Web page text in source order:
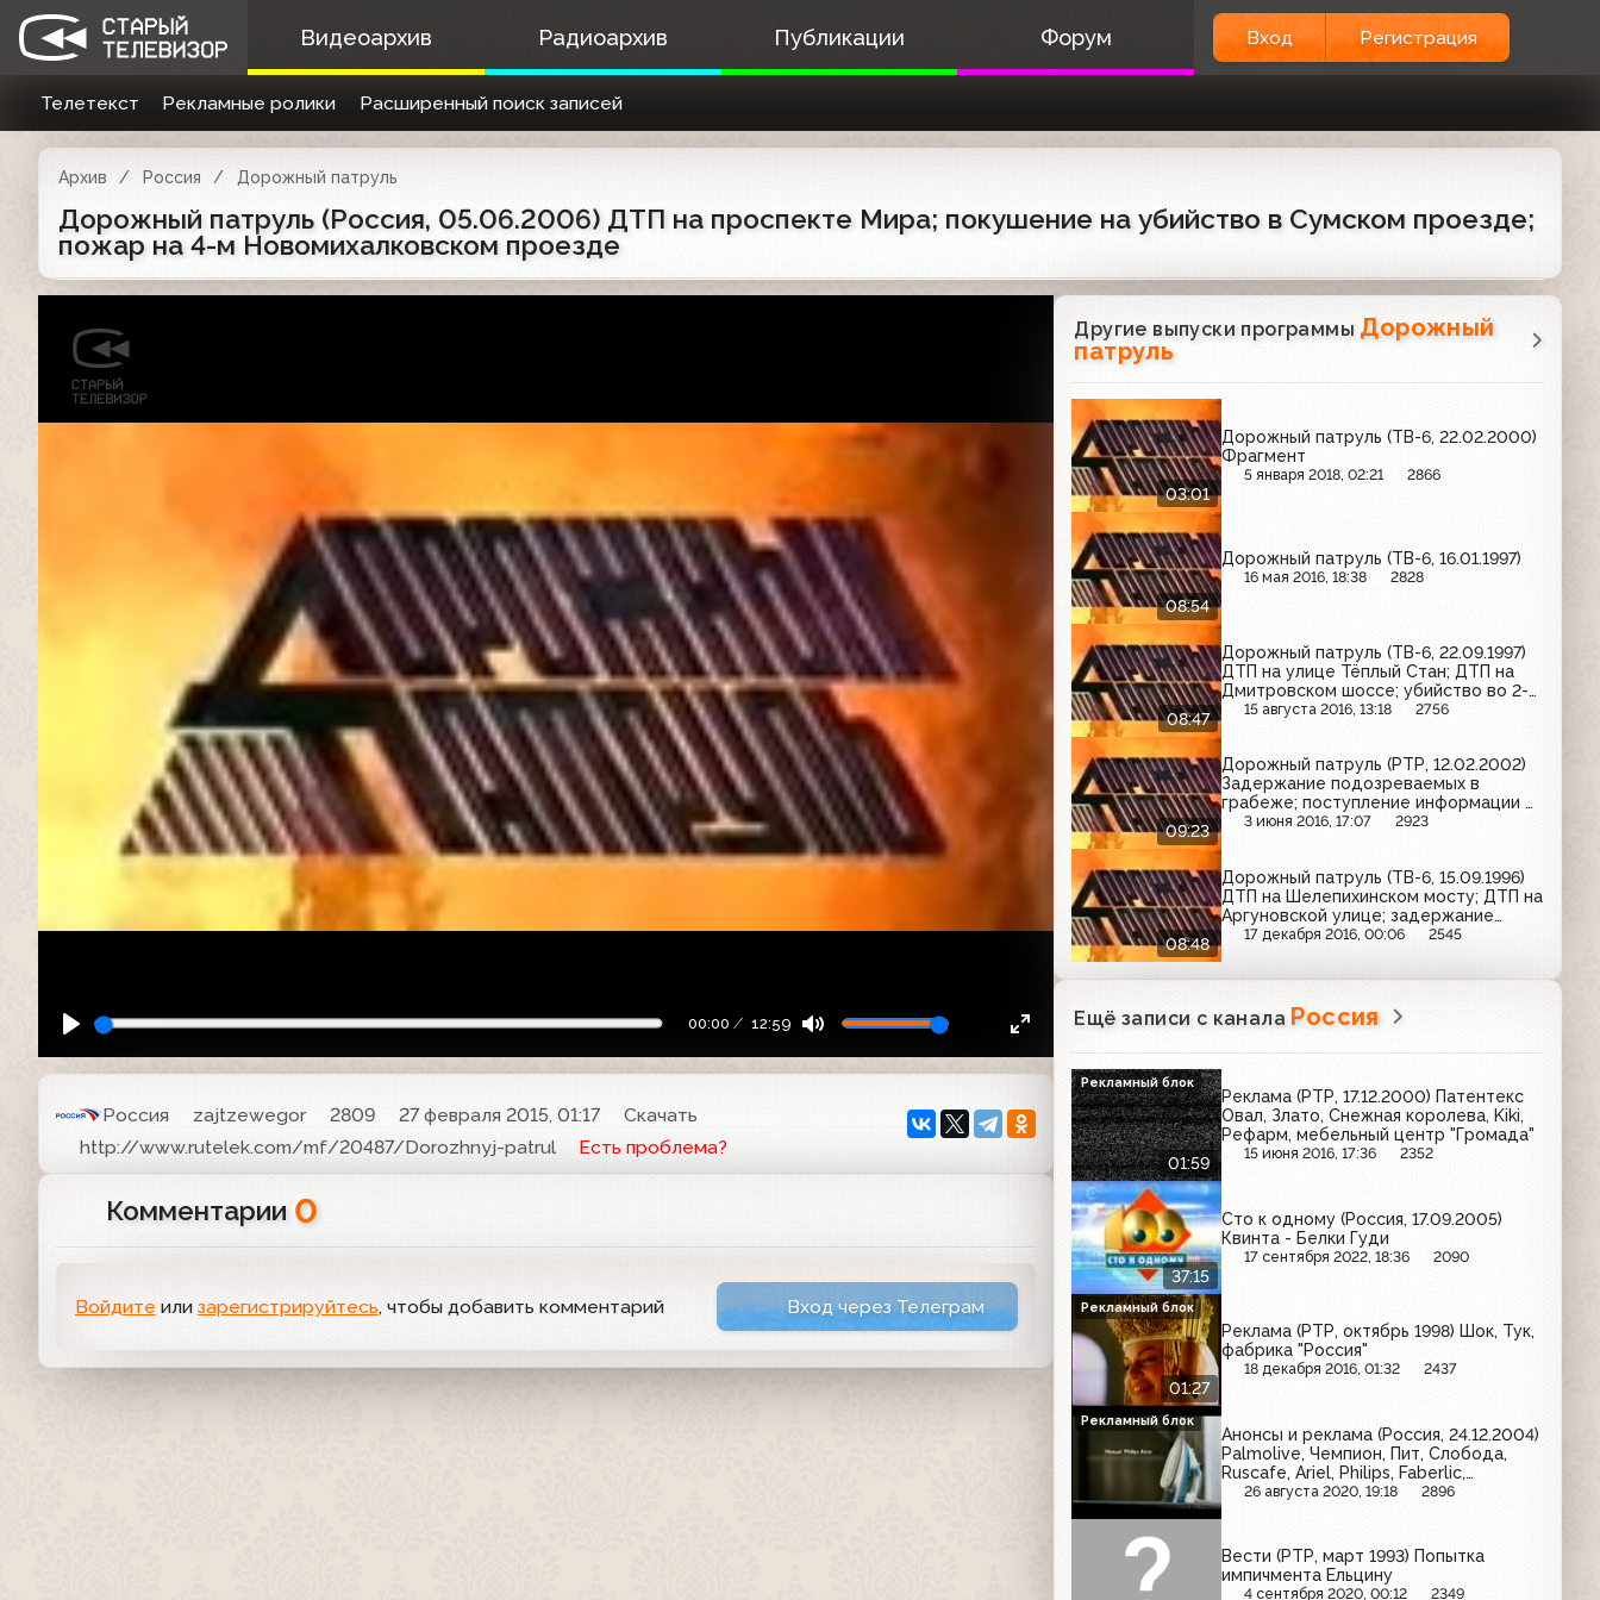
Видеоархив Радиоархив Публикации Форум Вход Регистрация
Телетекст Рекламные ролики Расширенный поиск записей
Архив Россия Дорожный патруль
Дорожный патруль (Россия, 05.06.2006) ДТП на проспекте Мира; покушение на убийство в Сумском проезде;
пожар на 4-м Новомихалковском проезде
00:00 12:59
Россия zajtzewegor 2809 27 февраля 2015, 01:17
Скачать
http://www.rutelek.com/mf/20487/Dorozhnyj-patrul
Есть проблема?
Комментарии 0
Войдите или зарегистрируйтесь, чтобы добавить комментарий Вход через Телеграм
Другие выпуски программы Дорожный
патруль
03:01
Дорожный патруль (ТВ-6, 22.02.2000)
Фрагмент
5 января 2018, 02:21 2866
08:54
Дорожный патруль (ТВ-6, 16.01.1997)
16 мая 2016, 18:38 2828
08:47
Дорожный патруль (ТВ-6, 22.09.1997)
ДТП на улице Тёплый Стан; ДТП на
Дмитровском шоссе; убийство во 2-м
Сыромятническом переулке
15 августа 2016, 13:18 2756
09:23
Дорожный патруль (РТР, 12.02.2002)
Задержание подозреваемых в
грабеже; поступление информации о
взрывном устройстве на улице
3 июня 2016, 17:07 2923
08:48
Дорожный патруль (ТВ-6, 15.09.1996)
ДТП на Шелепихинском мосту; ДТП на
Аргуновской улице; задержание
торговцев наркотиками
17 декабря 2016, 00:06 2545
Ещё записи с канала Россия
01:59
Реклама (РТР, 17.12.2000) Патентекс
Овал, Злато, Снежная королева, Kiki,
Рефарм, мебельный центр "Громада"
15 июня 2016, 17:36 2352
Рекламный блок
37:15
Сто к одному (Россия, 17.09.2005)
Квинта - Белки Гуди
17 сентября 2022, 18:36 2090
01:27
Реклама (РТР, октябрь 1998) Шок, Тук,
фабрика "Россия"
18 декабря 2016, 01:32 2437
Рекламный блок
Анонсы и реклама (Россия, 24.12.2004)
Palmolive, Чемпион, Пит, Слобода,
Ruscafe, Ariel, Philips, Faberlic,
Коделак, МТС, Евросеть, Orbit
26 августа 2020, 19:18 2896
Рекламный блок
Вести (РТР, март 1993) Попытка
импичмента Ельцину
4 сентября 2020, 00:12 2349